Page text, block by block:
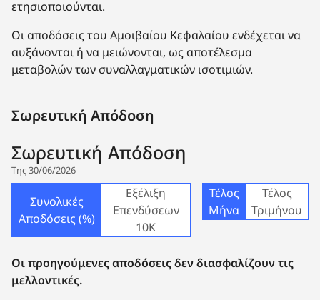
ετησιοποιούνται.
Οι αποδόσεις του Αμοιβαίου Κεφαλαίου ενδέχεται να
αυξάνονται ή να μειώνονται, ως αποτέλεσμα
μεταβολών των συναλλαγματικών ισοτιμιών.
Σωρευτική Απόδοση
Σωρευτική Απόδοση
Της 30/06/2026
Συνολικές
Αποδόσεις (%)
Εξέλιξη
Επενδύσεων
10Κ
Τέλος
Μήνα
Τέλος
Τριμήνου
Οι προηγούμενες αποδόσεις δεν διασφαλίζουν τις
μελλοντικές.